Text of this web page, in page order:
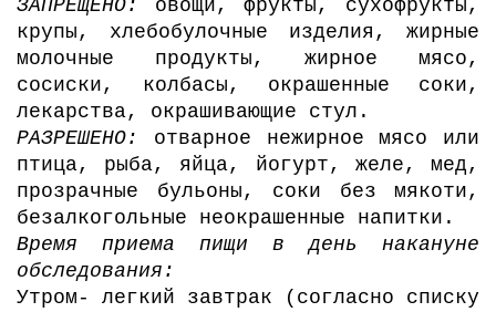
ЗАПРЕЩЕНО:
овощи, фрукты, сухофрукты,
крупы, хлебобулочные изделия, жирные
молочные продукты, жирное мясо,
сосиски, колбасы, окрашенные соки,
лекарства, окрашивающие стул.
РАЗРЕШЕНО:
отварное нежирное мясо или
птица, рыба, яйца, йогурт, желе, мед,
прозрачные бульоны, соки без мякоти,
безалкогольные неокрашенные напитки.
Время приема пищи в день накануне
обследования:
Утром- легкий завтрак (согласно списку